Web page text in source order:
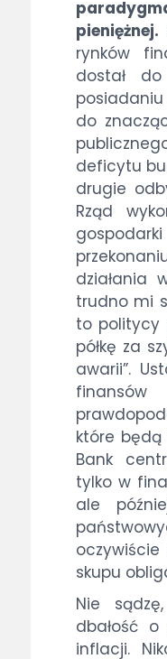
pieniężnej.
rynków
dostał
do
deficytu
drugie
Rząd
działania
trudno mi
to politycy
półkę za
awarii”.
które będą
Bank
tylko w
ale
skupu
Nie
dbałość
inflacji.